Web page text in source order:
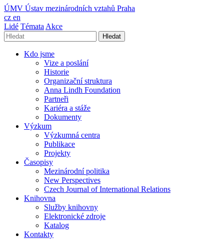
ÚMV Ústav mezinárodních vztahů Praha
cz en
Lidé Témata Akce
Hledat
Kdo jsme
Vize a poslání
Historie
Organizační struktura
Anna Lindh Foundation
Partneři
Kariéra a stáže
Dokumenty
Výzkum
Výzkumná centra
Publikace
Projekty
Časopisy
Mezinárodní politika
New Perspectives
Czech Journal of International Relations
Knihovna
Služby knihovny
Elektronické zdroje
Katalog
Kontakty